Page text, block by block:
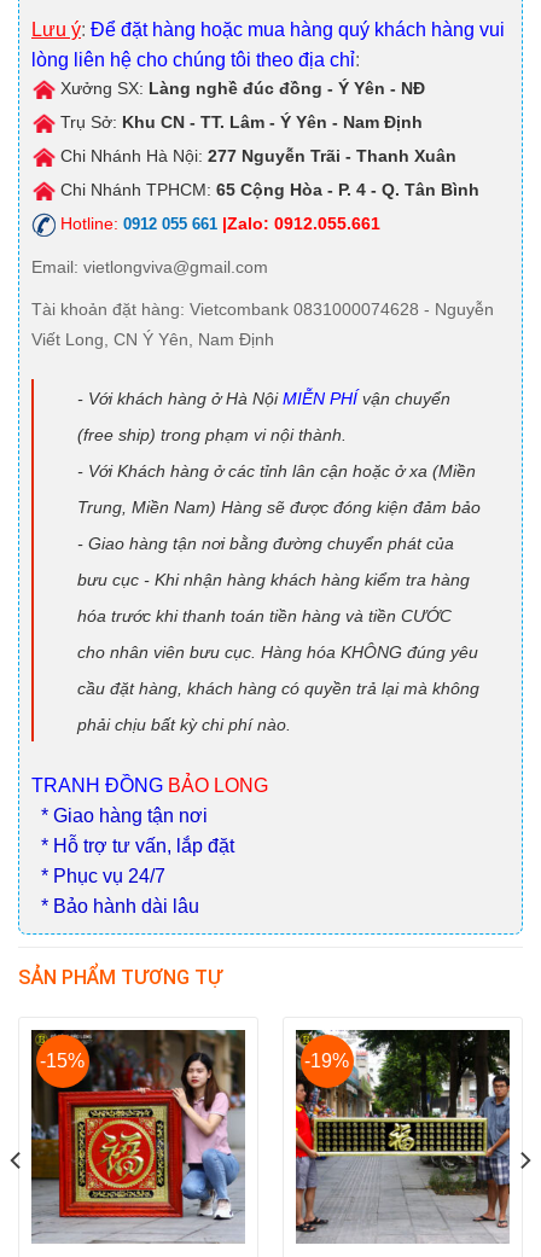
Lưu ý: Để đặt hàng hoặc mua hàng quý khách hàng vui
lòng liên hệ cho chúng tôi theo địa chỉ:
Xưởng SX: Làng nghề đúc đồng - Ý Yên - NĐ
Trụ Sở: Khu CN - TT. Lâm - Ý Yên - Nam Định
Chi Nhánh Hà Nội: 277 Nguyễn Trãi - Thanh Xuân
Chi Nhánh TPHCM: 65 Cộng Hòa - P. 4 - Q. Tân Bình
Hotline: 0912 055 661 |Zalo: 0912.055.661
Email: vietlongviva@gmail.com
Tài khoản đặt hàng: Vietcombank 0831000074628 - Nguyễn
Viết Long, CN Ý Yên, Nam Định
- Với khách hàng ở Hà NộiMIỄN PHÍ vận chuyển
(free ship) trong phạm vi nội thành.
- Với Khách hàng ở các tỉnh lân cận hoặc ở xa (Miền
Trung, Miền Nam) Hàng sẽ được đóng kiện đảm bảo
- Giao hàng tận nơi bằng đường chuyển phát của
bưu cục - Khi nhận hàng khách hàng kiểm tra hàng
hóa trước khi thanh toán tiền hàng và tiền CƯỚC
cho nhân viên bưu cục. Hàng hóa KHÔNG đúng yêu
cầu đặt hàng, khách hàng có quyền trả lại mà không
phải chịu bất kỳ chi phí nào.
TRANH ĐỒNG BẢO LONG
* Giao hàng tận nơi
* Hỗ trợ tư vấn, lắp đặt
* Phục vụ 24/7
* Bảo hành dài lâu
SẢN PHẨM TƯƠNG TỰ
-15% -19%